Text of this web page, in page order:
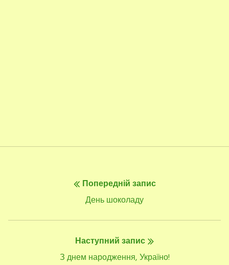
Попередній запис
Попередній
День шоколаду
Наступний запис
Наступний
З днем народження, Україно!